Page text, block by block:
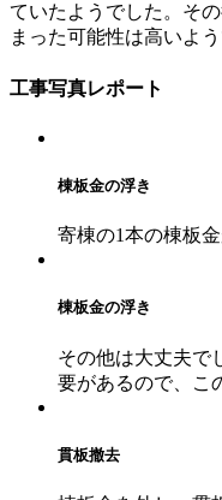
ていたようでした。そ
まった可能性は高いよう
工事写真レポート
棟板金の浮き
寄棟の1本の棟板
棟板金の浮き
その他は大丈夫で
要があるので、こ
貫板撤去